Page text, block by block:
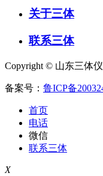
关于三体
联系三体
Copyright © 山东三体
备案号： 鲁ICP备
首页
电话
微信
联系三体
X